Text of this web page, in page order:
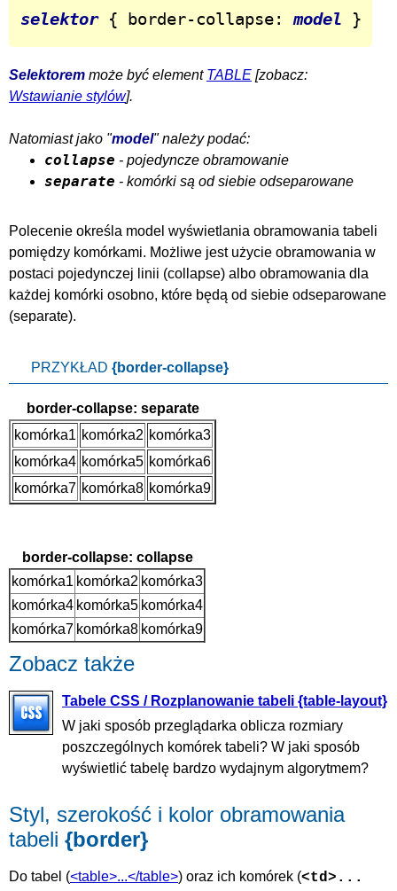
selektor { border-collapse: model }
Selektorem może być element TABLE [zobacz:
Wstawianie stylów].
Natomiast jako "model" należy podać:
collapse - pojedyncze obramowanie
separate - komórki są od siebie odseparowane
Polecenie określa model wyświetlania obramowania tabeli
pomiędzy komórkami. Możliwe jest użycie obramowania w
postaci pojedynczej linii (collapse) albo obramowania dla
każdej komórki osobno, które będą od siebie odseparowane
(separate).
PRZYKŁAD {border-collapse}
border-collapse: separate
komórka1 komórka2 komórka3
komórka4 komórka5 komórka6
komórka7 komórka8 komórka9
border-collapse: collapse
komórka1 komórka2 komórka3
komórka4 komórka5 komórka4
komórka7 komórka8 komórka9
Zobacz także
Tabele CSS / Rozplanowanie tabeli {table-layout}
W jaki sposób przeglądarka oblicza rozmiary
poszczególnych komórek tabeli? W jaki sposób
wyświetlić tabelę bardzo wydajnym algorytmem?
Styl, szerokość i kolor obramowania
tabeli {border}
Do tabel (<table>...</table>) oraz ich komórek (<td>...